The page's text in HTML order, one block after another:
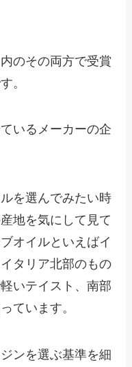
のその両方で受賞
。
いるメーカーの企
を選んでみたい時
地を気にして見て
オイルといえばイ
タリア北部のもの
いテイスト、南部
ています。
ンを選ぶ基準を細